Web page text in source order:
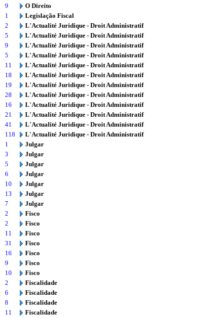
9
O Direito
1
Legislação Fiscal
2
L'Actualité Juridique - Droit Administratif
5
L'Actualité Juridique - Droit Administratif
9
L'Actualité Juridique - Droit Administratif
5
L'Actualité Juridique - Droit Administratif
11
L'Actualité Juridique - Droit Administratif
18
L'Actualité Juridique - Droit Administratif
19
L'Actualité Juridique - Droit Administratif
28
L'Actualité Juridique - Droit Administratif
16
L'Actualité Juridique - Droit Administratif
21
L'Actualité Juridique - Droit Administratif
41
L'Actualité Juridique - Droit Administratif
118
L'Actualité Juridique - Droit Administratif
1
Julgar
3
Julgar
5
Julgar
6
Julgar
10
Julgar
13
Julgar
7
Julgar
2
Fisco
2
Fisco
11
Fisco
31
Fisco
16
Fisco
9
Fisco
10
Fisco
2
Fiscalidade
6
Fiscalidade
8
Fiscalidade
11
Fiscalidade